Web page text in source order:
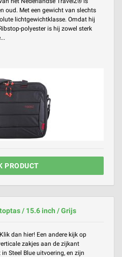
oud. Met een gewicht van slechts
lichtgewichtklasse. Omdat hij
polyester is hij zowel sterk
PRODUCT
/ 15.6 inch / Grijs
dan hier! Een andere kijk op
zakjes aan de zijkant
Steel Blue uitvoering, en zijn